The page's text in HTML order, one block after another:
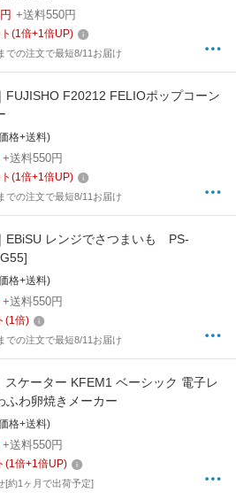
円 +送料550円
(1倍+1倍UP)
での注文で最短8/11お届け
FUJISHO F20212 FELIOポップコーン
格+送料)
+送料550円
(1倍+1倍UP)
での注文で最短8/11お届け
EBiSU レンジでさつまいも PS-
格+送料)
+送料550円
(1倍)
での注文で最短8/11お届け
スケーター KFEM1 ベーシック 電子レ
ふわ卵焼きメーカー
格+送料)
+送料550円
(1倍+1倍UP)
[約1ヶ月で出荷予定]